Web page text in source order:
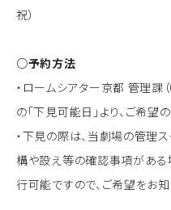
祝）
○予約方法
・ロームシアター京都 管理課
の「下見可能日」より、ご希望
・下見の際は、当劇場の管理
構や設え等の確認事項がある
行可能ですので、ご希望をお知